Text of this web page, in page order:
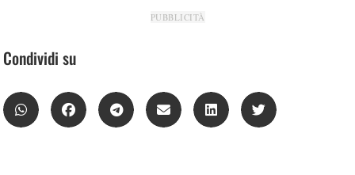
PUBBLICITÀ
Condividi su